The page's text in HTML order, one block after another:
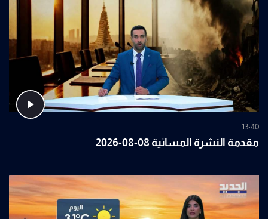
13:40
مقدمة النشرة المسائية 08-08-2026